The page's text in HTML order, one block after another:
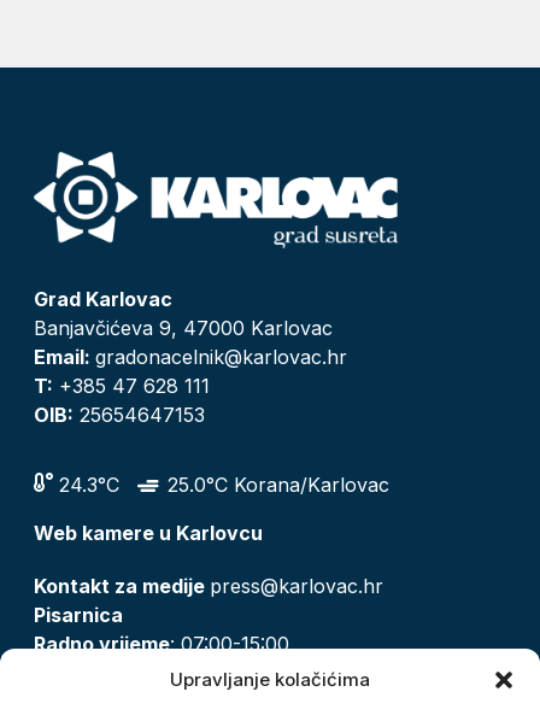
Upravljanje kolačićima
Grad Karlovac
Banjavčićeva 9, 47000 Karlovac
Email: gradonacelnik@karlovac.hr
T: +385 47 628 111
OIB: 25654647153
24.3°C
25.0°C Korana/Karlovac
Web kamere u Karlovcu
Kontakt za medije press@karlovac.hr
Pisarnica
Radno vrijeme: 07:00-15:00
pisarnica@karlovac.hr